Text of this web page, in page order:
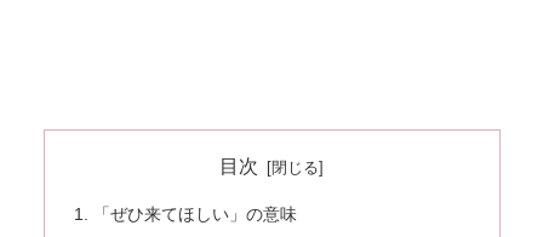
目次
「ぜひ来てほしい」の意味